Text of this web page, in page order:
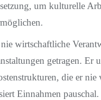
um kulturelle
wirtschaftliche
getragen. Er
die er nie
Einnahmen pauschal.